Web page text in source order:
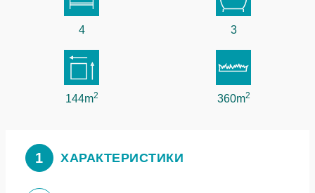
4 3
144m2 360m2
1 ХАРАКТЕРИСТИКИ